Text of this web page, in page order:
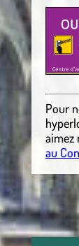
Pour
aimez
au